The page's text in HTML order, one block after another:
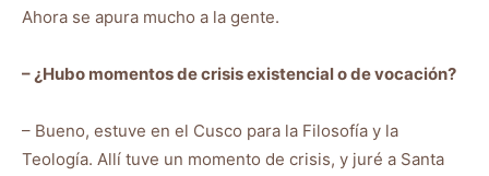
Ahora se apura mucho a la gente.
– ¿Hubo momentos de crisis existencial o de vocación?
– Bueno, estuve en el Cusco para la Filosofía y la
Teología. Allí tuve un momento de crisis, y juré a Santa